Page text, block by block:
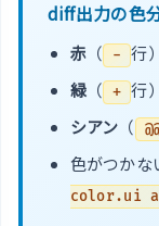
diff出力の色
赤（ -
行
緑（ + 行
シアン （
色がつかな
color.ui